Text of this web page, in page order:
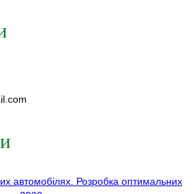
автомобілях. Розробка оптимальних